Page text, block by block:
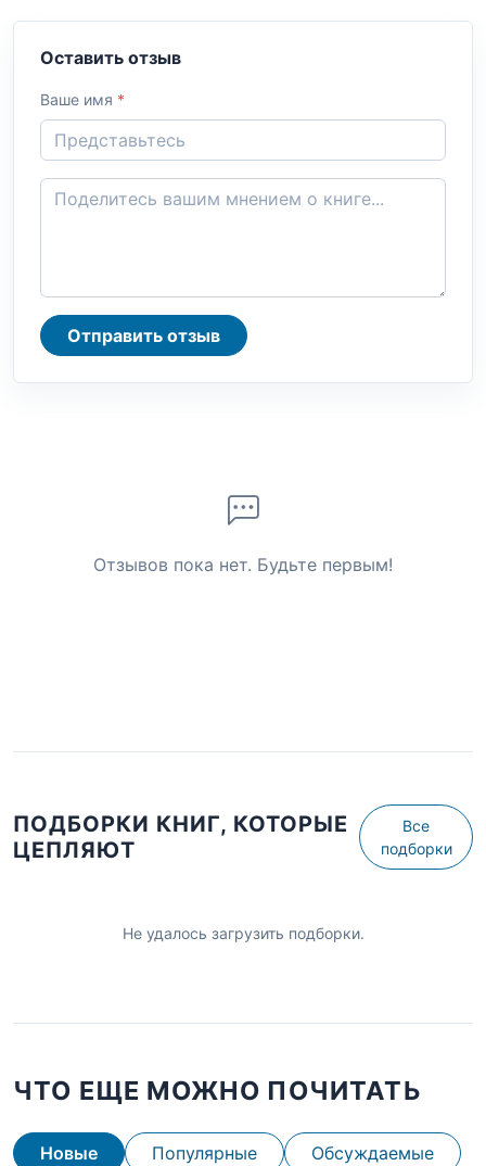
Оставить отзыв
Ваше имя *
Отправить отзыв
Отзывов пока нет. Будьте первым!
ПОДБОРКИ КНИГ, КОТОРЫЕ
ЦЕПЛЯЮТ
Все
подборки
Не удалось загрузить подборки.
ЧТО ЕЩЕ МОЖНО ПОЧИТАТЬ
Новые Популярные Обсуждаемые